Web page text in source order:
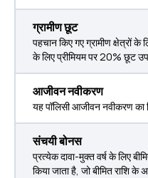
ग्रामीण छूट
पहचान किए गए ग्रामीण क्षेत्रों के
के लिए प्रीमियम पर 20% छूट
आजीवन नवीकरण
यह पॉलिसी आजीवन नवीकरण का
संचयी बोनस
प्रत्येक दावा-मुक्त वर्ष के लिए
किया जाता है, जो बीमित राशि